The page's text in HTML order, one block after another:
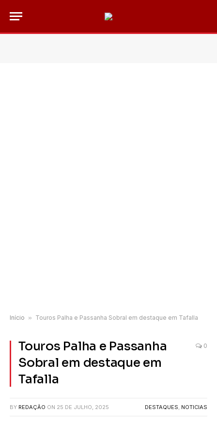
Início » Touros Palha e Passanha Sobral em destaque em Tafalla
Touros Palha e Passanha
Sobral em destaque em
Tafalla
0
BY REDAÇÃO ON 25 DE JULHO, 2025 DESTAQUES, NOTICIAS